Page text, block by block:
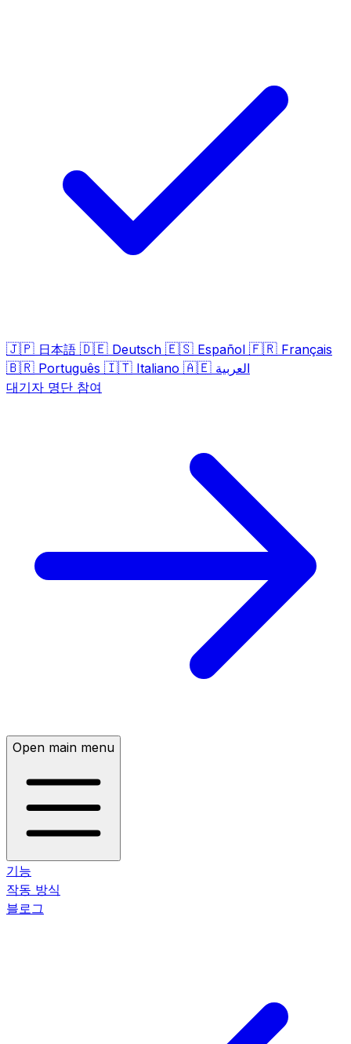
🇯🇵 日本語 🇩🇪 Deutsch 🇪🇸 Español 🇫🇷 Français
🇧🇷 Português 🇮🇹 Italiano 🇦🇪 العربية
대기자 명단 참여
Open main menu
기능
작동 방식
블로그